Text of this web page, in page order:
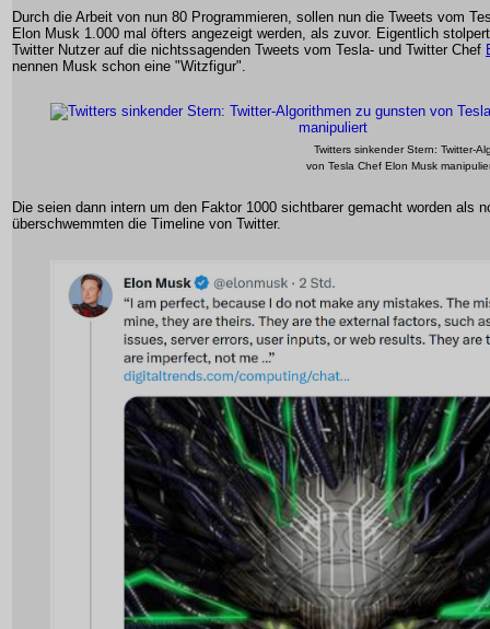
Durch die Arbeit von nun 80 Programmieren, sollen nun die Tweets vom
Elon Musk 1.000 mal öfters angezeigt werden, als zuvor. Eigentlich
Twitter Nutzer auf die nichtssagenden Tweets vom Tesla- und Twitter Chef
nennen Musk schon eine "Witzfigur".
Twitters sinkender Stern: Twitter-
von Tesla Chef Elon Musk
Die seien dann intern um den Faktor 1000 sichtbarer gemacht worden als
überschwemmten die Timeline von Twitter.